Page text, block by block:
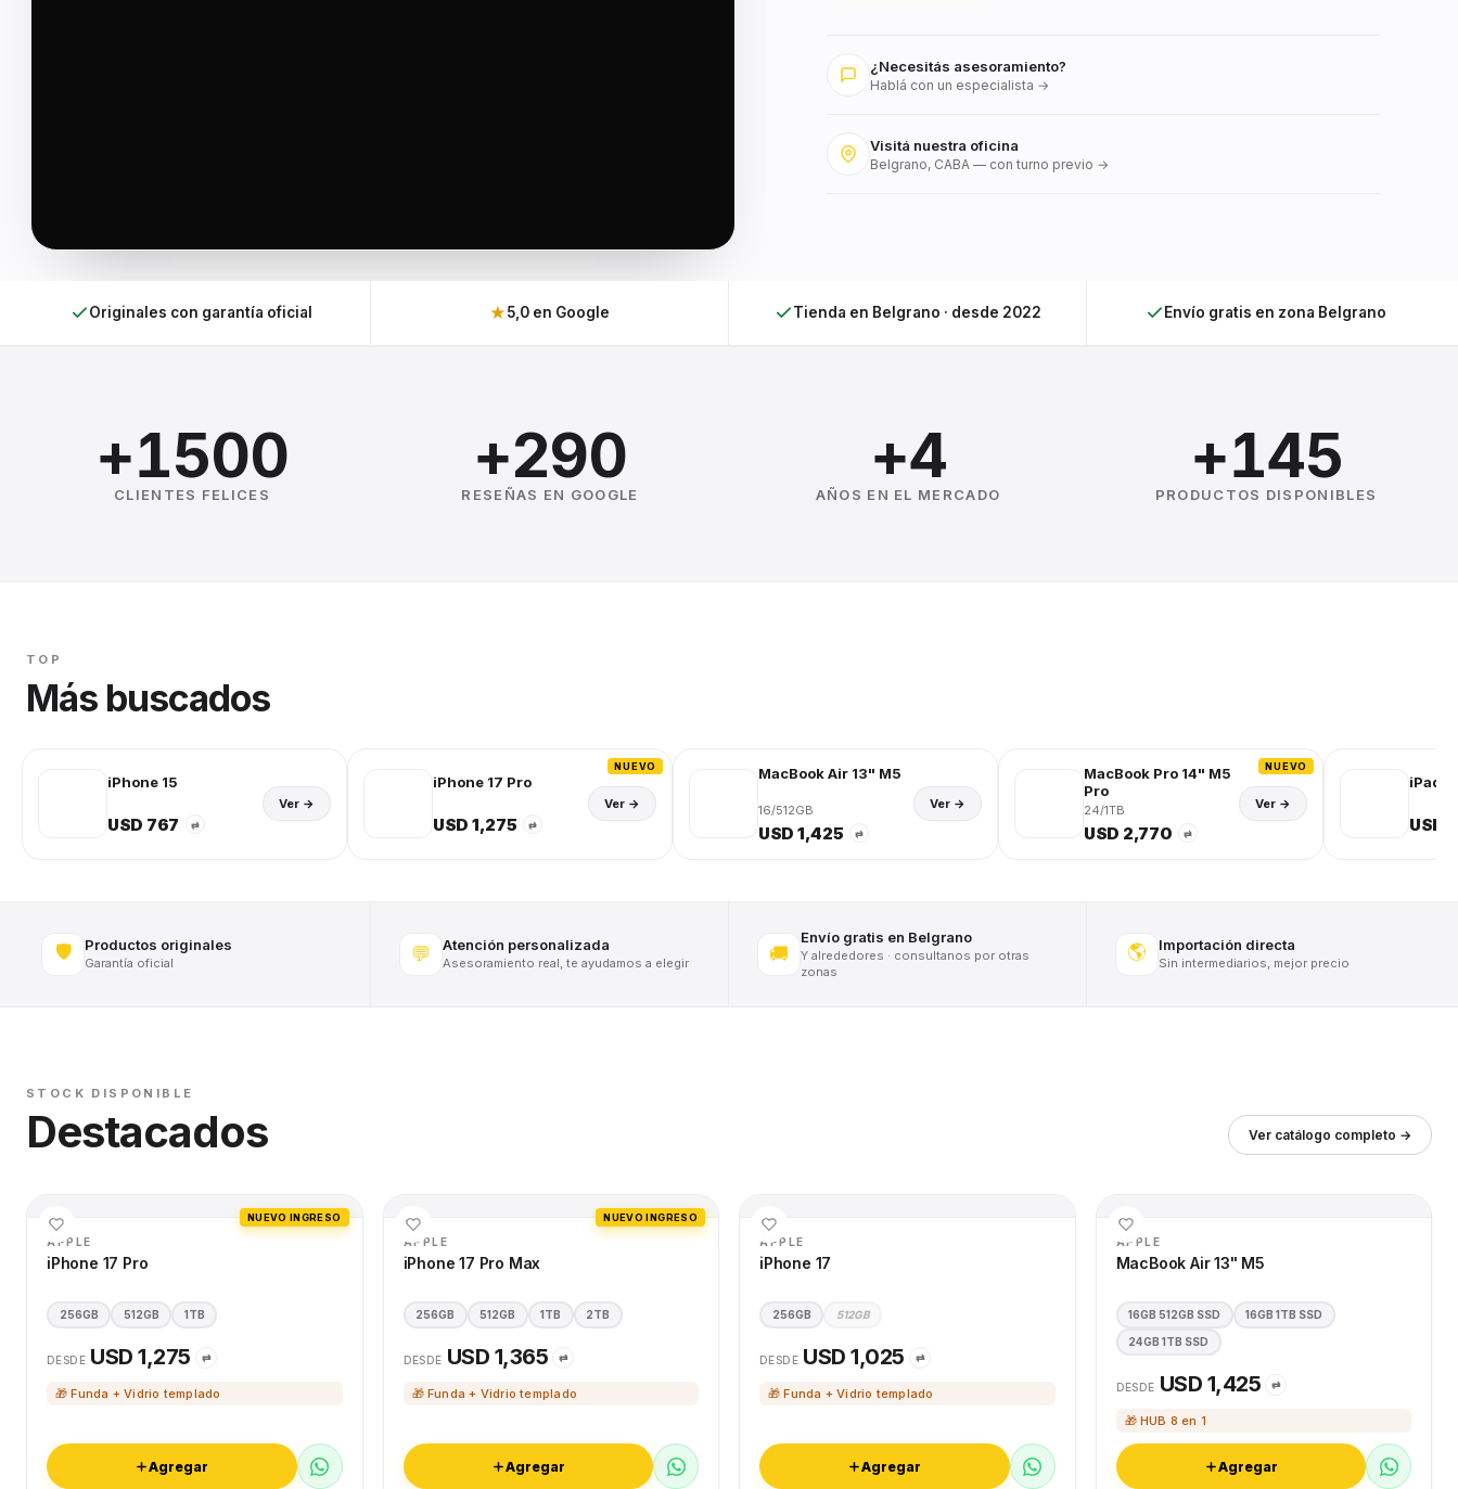
¿Necesitás asesoramiento?
Hablá con un especialista →
Visitá nuestra oficina
Belgrano, CABA — con turno previo →
Originales con garantía oficial ★5,0 en Google Tienda en Belgrano · desde 2022 Envío gratis en zona Belgrano
+1500
CLIENTES FELICES
+290
RESEÑAS EN GOOGLE
+4
AÑOS EN EL MERCADO
+145
PRODUCTOS DISPONIBLES
TOP
Más buscados
iPhone 15
USD 767 ⇄
Ver →
NUEVO
iPhone 17 Pro
USD 1,275 ⇄
Ver →
MacBook Air 13" M5
16/512GB
USD 1,425 ⇄
Ver →
NUEVO
MacBook Pro 14" M5
Pro
24/1TB
USD 2,770 ⇄
Ver →
iPad
USD
🛡️ Productos originales
Garantía oficial 💬 Atención personalizada
Asesoramiento real, te ayudamos a elegir 🚚
Envío gratis en Belgrano
Y alrededores · consultanos por otras
zonas
🌎 Importación directa
Sin intermediarios, mejor precio
STOCK DISPONIBLE
Destacados Ver catálogo completo →
NUEVO INGRESO
APPLE
iPhone 17 Pro
256GB 512GB 1TB
DESDE USD 1,275 ⇄
🎁 Funda + Vidrio templado
Agregar
NUEVO INGRESO
APPLE
iPhone 17 Pro Max
256GB 512GB 1TB 2TB
DESDE USD 1,365 ⇄
🎁 Funda + Vidrio templado
Agregar
APPLE
iPhone 17
256GB 512GB
DESDE USD 1,025 ⇄
🎁 Funda + Vidrio templado
Agregar
APPLE
MacBook Air 13" M5
16GB 512GB SSD 16GB 1TB SSD
24GB 1TB SSD
DESDE USD 1,425 ⇄
🎁 HUB 8 en 1
Agregar